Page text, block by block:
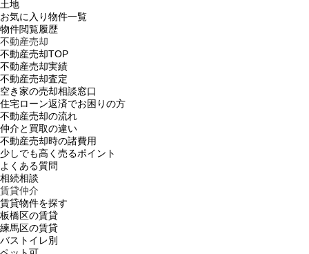
土地
お気に入り物件一覧
物件閲覧履歴
不動産売却
不動産売却TOP
不動産売却実績
不動産売却査定
空き家の売却相談窓口
住宅ローン返済でお困りの方
不動産売却の流れ
仲介と買取の違い
不動産売却時の諸費用
少しでも高く売るポイント
よくある質問
相続相談
賃貸仲介
賃貸物件を探す
板橋区の賃貸
練馬区の賃貸
バストイレ別